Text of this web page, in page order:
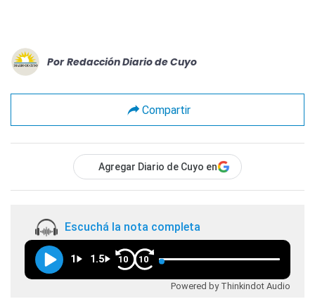
Por Redacción Diario de Cuyo
Compartir
Agregar Diario de Cuyo en
Escuchá la nota completa
1 1.5 10 10
Powered by Thinkindot Audio